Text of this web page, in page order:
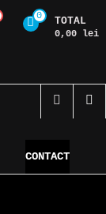
0 TOTAL
0,00 lei
CONTACT